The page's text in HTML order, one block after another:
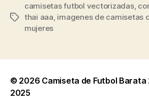
Etiquetas
camisetas futbol vectorizadas,
thai aaa imagenes de camisetas
mujeres
© 2026 Camiseta de Futbol Barata
2025